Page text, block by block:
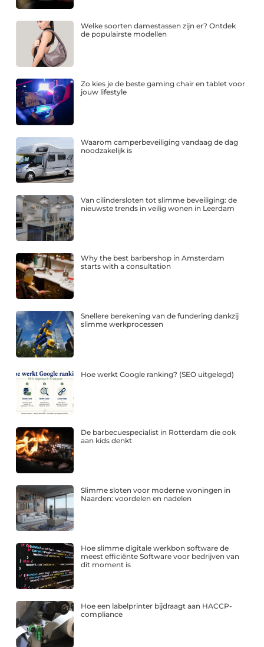
Welke soorten damestassen zijn er? Ontdek
de populairste modellen
Zo kies je de beste gaming chair en tablet voor
jouw lifestyle
Waarom camperbeveiliging vandaag de dag
noodzakelijk is
Van cilindersloten tot slimme beveiliging: de
nieuwste trends in veilig wonen in Leerdam
Why the best barbershop in Amsterdam
starts with a consultation
Snellere berekening van de fundering dankzij
slimme werkprocessen
Hoe werkt Google ranking? (SEO uitgelegd)
De barbecuespecialist in Rotterdam die ook
aan kids denkt
Slimme sloten voor moderne woningen in
Naarden: voordelen en nadelen
Hoe slimme digitale werkbon software de
meest efficiënte Software voor bedrijven van
dit moment is
Hoe een labelprinter bijdraagt aan HACCP-
compliance